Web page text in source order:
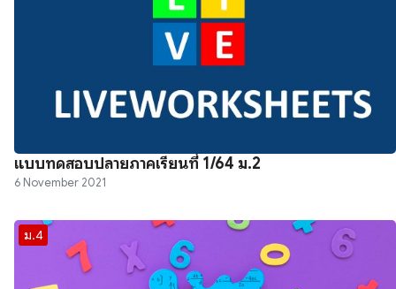
แบบทดสอบปลายภาคเรียนที่ 1/64 ม.2
6 November 2021
ม.4